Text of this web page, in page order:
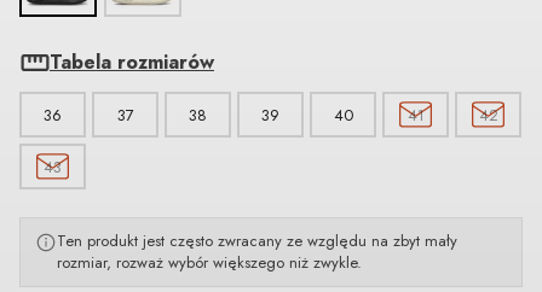
Tabela rozmiarów
36 37 38 39 40 41 42
43
Ten produkt jest często zwracany ze względu na zbyt mały
rozmiar, rozważ wybór większego niż zwykle.